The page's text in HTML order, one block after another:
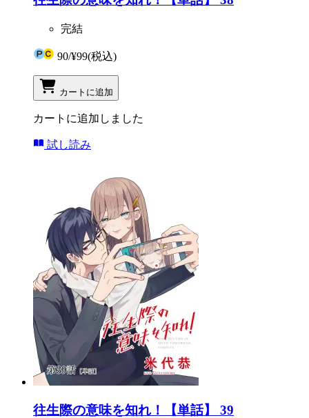
完結
90/¥99(税込)
カートに追加
カートに追加しました
試し読み
往生際の意味を知れ！【単話】 39